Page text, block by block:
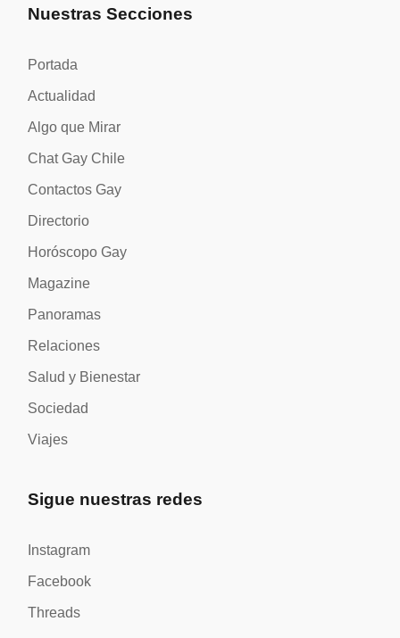
Nuestras Secciones
Portada
Actualidad
Algo que Mirar
Chat Gay Chile
Contactos Gay
Directorio
Horóscopo Gay
Magazine
Panoramas
Relaciones
Salud y Bienestar
Sociedad
Viajes
Sigue nuestras redes
Instagram
Facebook
Threads